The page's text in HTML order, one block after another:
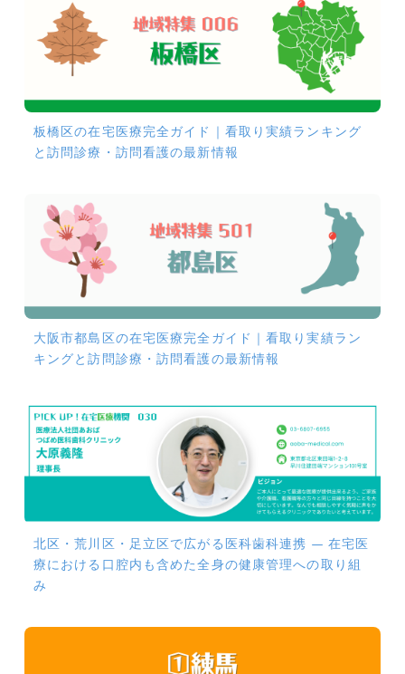
板橋区の在宅医療完全ガイド｜看取り実績ランキング
と訪問診療・訪問看護の最新情報
大阪市都島区の在宅医療完全ガイド｜看取り実績ラン
キングと訪問診療・訪問看護の最新情報
北区・荒川区・足立区で広がる医科歯科連携 ― 在宅医
療における口腔内も含めた全身の健康管理への取り組
み